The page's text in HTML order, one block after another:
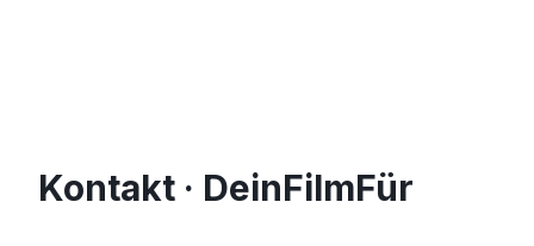
Kontakt · DeinFilmFür